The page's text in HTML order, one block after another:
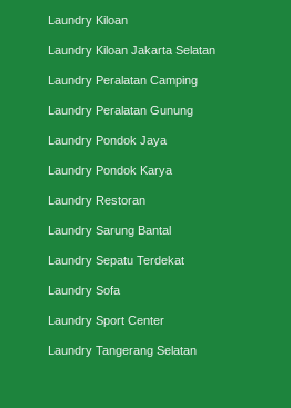
Laundry Kiloan
Laundry Kiloan Jakarta Selatan
Laundry Peralatan Camping
Laundry Peralatan Gunung
Laundry Pondok Jaya
Laundry Pondok Karya
Laundry Restoran
Laundry Sarung Bantal
Laundry Sepatu Terdekat
Laundry Sofa
Laundry Sport Center
Laundry Tangerang Selatan